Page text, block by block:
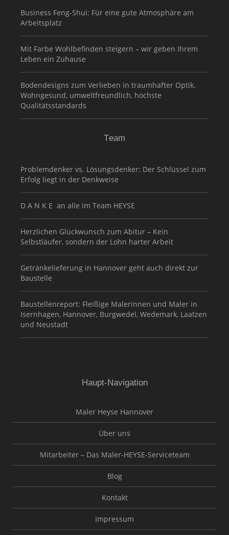
Business Feng-Shui: Für eine gute Atmosphäre am
Arbeitsplatz
Mit Farbe Wohlbefinden steigern – wir geben Ihrem
Leben ein Zuhause
Bodendesigns zum Verlieben in traumhafter Optik.
Wohngesund, umweltfreundlich, höchste
Qualitätsstandards
Team
Problemdenker vs. Lösungsdenker: Der Schlüssel zum
Erfolg liegt in der Denkweise
D A N K E an alle im Team HEYSE
Herzlichen Glückwunsch zum Abitur – Kein
Selbstläufer, sondern der Lohn harter Arbeit
Getränkelieferung in Hannover geht auch direkt zur
Baustelle
Baustellenreport: Fleißige Malerinnen und Maler in
Isernhagen, Hannover, Burgwedel, Wedemark, Laatzen
und Neustadt
Haupt-Navigation
Maler Heyse Hannover
Über uns
Mitarbeiter – Das Maler-HEYSE-Serviceteam
Blog
Kontakt
Impressum